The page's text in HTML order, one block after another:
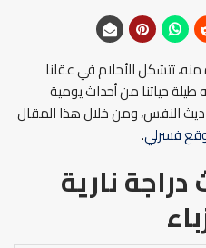
تتشكل الأحلام في عقلنا
طيلة حياتنا من أحداث يومية
النفس، ومن خلال هذا المقال
فسرلي.
نارية